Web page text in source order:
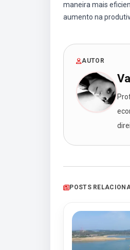
maneira mais
aumento na
AUTOR
POSTS